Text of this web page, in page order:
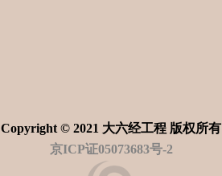
Copyright © 2021 大六经工程 版权所有
京ICP证05073683号-2